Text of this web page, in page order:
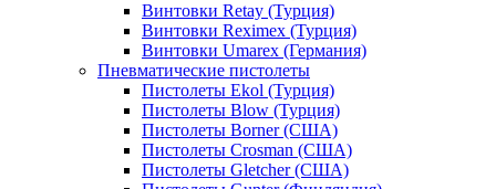
Винтовки Retay (Турция)
Винтовки Reximex (Турция)
Винтовки Umarex (Германия)
Пневматические пистолеты
Пистолеты Ekol (Турция)
Пистолеты Blow (Турция)
Пистолеты Borner (США)
Пистолеты Crosman (США)
Пистолеты Gletcher (США)